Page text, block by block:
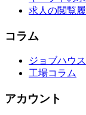
求人の閲覧
コラム
ジョブハウ
工場コラム
アカウント